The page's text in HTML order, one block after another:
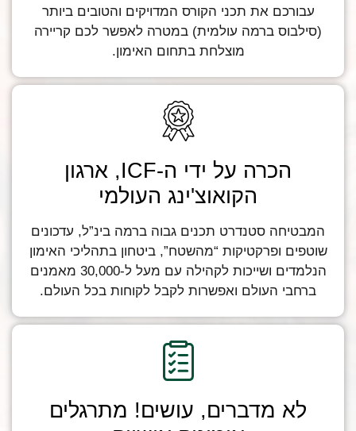
עבורכם את תכני הקורס המדויקים והטובים ביותר
(סילבוס ברמה עולמית) במטרה לאפשר לכם קריירה
מוצלחת בתחום האימון.
הכרה על ידי ה-ICF, ארגון
הקואוצ'ינג העולמי
המבטיחה סטנדרט תכנים גבוה ברמה בינ”ל, עדכונים
שוטפים ופרקטיקות “מהשטח”, ביטחון בתהליכי האימון
הנלמדים ושייכות לקהילה עם מעל ל-30,000 מאמנים
ברחבי העולם ואפשרות לקבל לקוחות בכל העולם.
לא מדברים, עושים! מתרגלים